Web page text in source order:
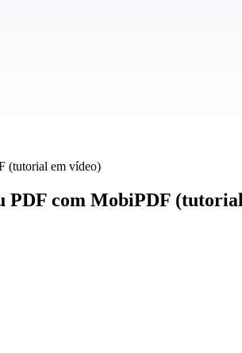
(tutorial em vídeo)
PDF com MobiPDF